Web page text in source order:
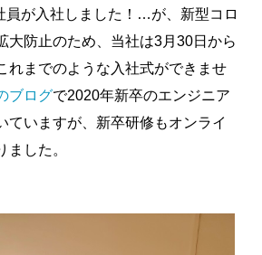
員が入社しました！…が、新型コロ
大防止のため、当社は3月30日から
れまでのような入社式ができませ
ブログで2020年新卒のエンジニア
ていますが、新卒研修もオンライ
ました。